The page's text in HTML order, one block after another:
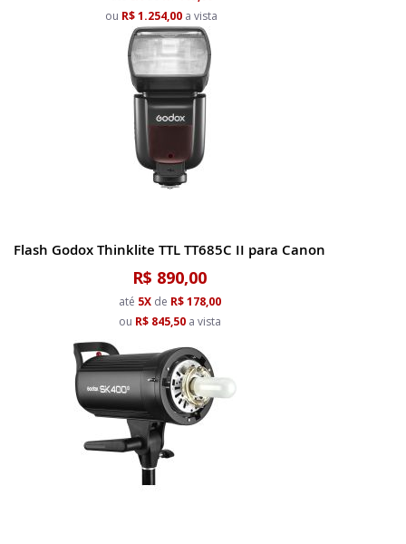
ou R$ 1.254,00 a vista
Flash Godox Thinklite TTL TT685C II para Canon
R$ 890,00
até 5Xde R$ 178,00
ou R$ 845,50a vista